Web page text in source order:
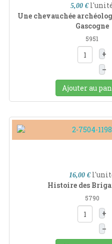
5,00 €
Une chevauchée
Gascogne
5951
+
–
Ajouter au
16,00 €
Histoire des
5790
+
–